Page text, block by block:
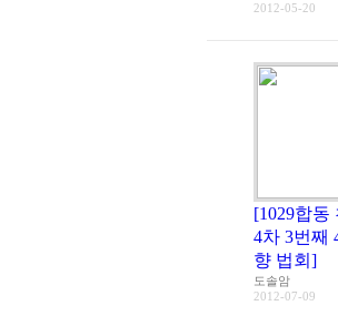
2012-05-20
[1029합동
4차 3번째
향 법회]
도솔암
2012-07-09